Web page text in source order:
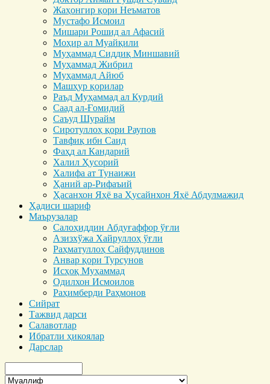
Жаҳонгир қори Неъматов
Мустафо Исмоил
Мишари Рошид ал Афасий
Моҳир ал Муайқили
Муҳаммад Cиддиқ Миншавий
Муҳаммад Жибрил
Муҳаммад Айюб
Машҳур қорилар
Раъд Муҳаммад ал Курдий
Саад ал-Ғомидий
Саъуд Шурайм
Сиротуллоҳ қори Раупов
Тавфиқ ибн Саид
Фаҳд ал Кандарий
Халил Ҳусорий
Халифа ат Тунаижи
Ҳаний ар-Рифаъий
Ҳасанхон Яҳё ва Ҳусайнхон Яҳё Абдулмажид
Ҳадиси шариф
Маърузалар
Салоҳиддин Абдуғаффор ўғли
Азизхўжа Хайруллоҳ ўғли
Раҳматуллоҳ Сайфуддинов
Анвар қори Турсунов
Исҳоқ Муҳаммад
Одилхон Исмоилов
Раҳимберди Раҳмонов
Сийрат
Тажвид дарси
Салавотлар
Ибратли ҳикоялар
Дарслар